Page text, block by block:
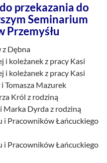
przekazania do
Seminarium
Przemyśłu
Dębna
koleżanek z pracy Kasi
koleżanek z pracy Kasi
Mazurek
Król z rodziną
Dyrda z rodziną
Pracowników Łańcuckiego
Pracowników Łańcuckiego